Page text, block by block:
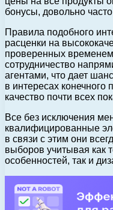
бонусы, довольно
Правила подобного
расценки на
проверенных
сотрудничество
агентами, что дает
в интересах конечного
качество почти всех
Все без исключения
квалифицированные
в связи с этим они
выборов учитывая как
особенностей, так и